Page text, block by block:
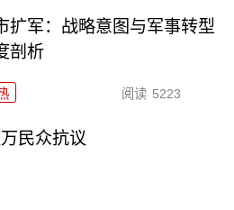
扩军：战略意图与军事转型
剖析
阅读 5223
民众抗议